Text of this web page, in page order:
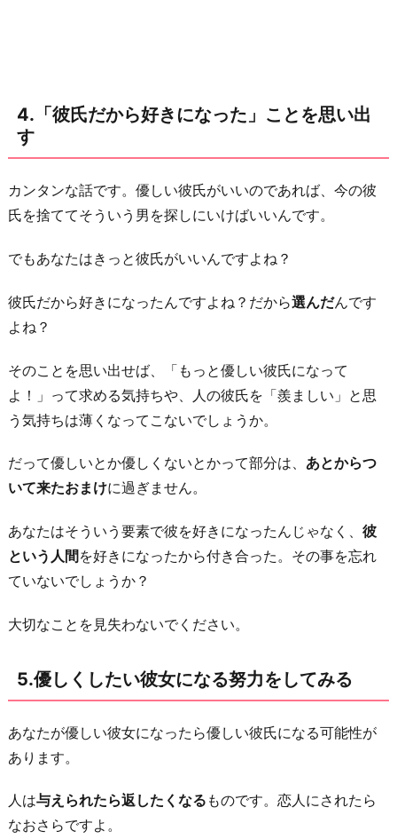
4.「彼氏だから好きになった」ことを思い出
す
カンタンな話です。優しい彼氏がいいのであれば、今の彼
氏を捨ててそういう男を探しにいけばいいんです。
でもあなたはきっと彼氏がいいんですよね？
彼氏だから好きになったんですよね？だから選んだんです
よね？
そのことを思い出せば、「もっと優しい彼氏になって
よ！」って求める気持ちや、人の彼氏を「羨ましい」と思
う気持ちは薄くなってこないでしょうか。
だって優しいとか優しくないとかって部分は、 あとからつ
いて来たおまけに過ぎません。
あなたはそういう要素で彼を好きになったんじゃなく、 彼
という人間 を好きになったから付き合った。その事を忘れ
ていないでしょうか？
大切なことを見失わないでください。
5.優しくしたい彼女になる努力をしてみる
あなたが優しい彼女になったら優しい彼氏になる可能性が
あります。
人は与えられたら返したくなる ものです。恋人にされたら
なおさらですよ。